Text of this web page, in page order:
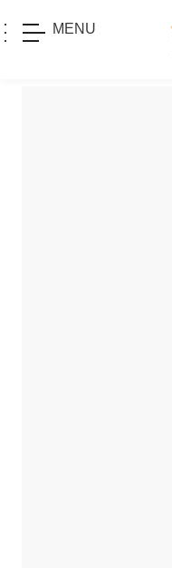
MENU